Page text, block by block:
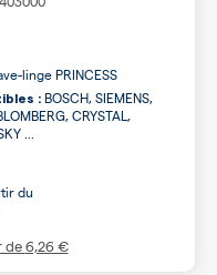
linge PRINCESS
: BOSCH, SIEMENS,
CRYSTAL,
...
du
de6,26 €